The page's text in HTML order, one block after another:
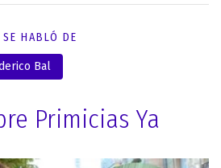
SE HABLÓ DE
Bal
Primicias Ya